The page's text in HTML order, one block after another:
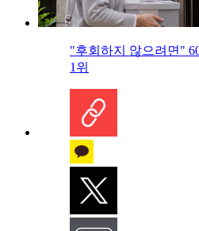
"후회하지 않으려면"
1위